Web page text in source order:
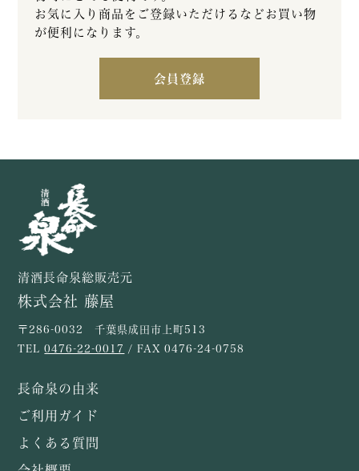
お気に入り商品をご登録いただけるなどお買い物
が便利になります。
会員登録
清酒長命泉総販売元
株式会社 藤屋
〒286-0032 千葉県成田市上町513
TEL0476-22-0017 / FAX 0476-24-0758
長命泉の由来
ご利用ガイド
よくある質問